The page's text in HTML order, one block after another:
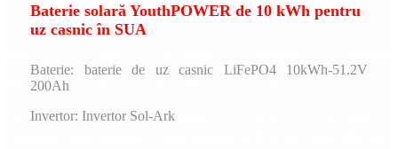
Baterie solară YouthPOWER de 10 kWh pentru
uz casnic în SUA
Baterie: baterie de uz casnic LiFePO4 10kWh-51.2V
200Ah
Invertor: Invertor Sol-Ark